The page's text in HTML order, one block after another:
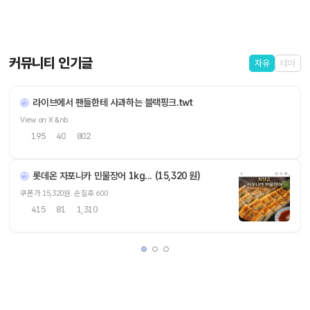
커뮤니티 인기글 자유 테마
라이브에서 팬들한테 사과하는 블랙핑크.twt
View on X &nb
195 40 802
롯데온 자포니카 민물장어 1kg... (15,320 원)
쿠폰가 15,320원. 손질후 600
415 81 1,310